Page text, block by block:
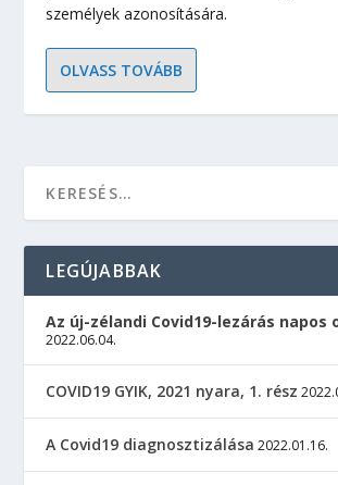
személyek azonosítására.
OLVASS TOVÁBB
LEGÚJABBAK
Az új-zélandi Covid19-lezárás napos
2022.06.04.
COVID19 GYIK, 2021 nyara, 1. rész
A Covid19 diagnosztizálása 2022.01.16.